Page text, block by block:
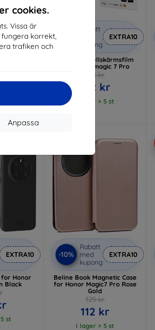
cookies.
Vissa är
korrekt,
trafiken och
Anpassa
EXTRA10
Magic
Rabatt
kupong
EXTRA10
3MK ARC+ Fullskärmsfilm
för Honor magic 7 Pro
158 kr
142 kr
I lager > 5 st
EXTRA10
for Honor
Black
st
-10%
Rabatt
med
kupong
EXTRA10
Beline Book Magnetic Case
for Honor Magic7 Pro Rose
Gold
125 kr
112 kr
I lager > 5 st